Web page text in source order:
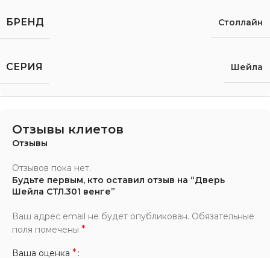
БРЕНД Столлайн
СЕРИЯ Шейла
Отзывы клиетов
Отзывы
Отзывов пока нет.
Будьте первым, кто оставил отзыв на “Дверь
Шейла СТЛ.301 венге”
Ваш адрес email не будет опубликован. Обязательные
поля помечены *
Ваша оценка *